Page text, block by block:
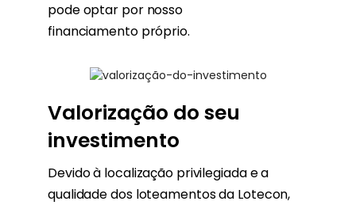
pode optar por nosso
financiamento próprio.
Valorização do seu
investimento
Devido à localização privilegiada e a
qualidade dos loteamentos da Lotecon,